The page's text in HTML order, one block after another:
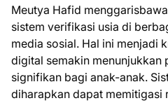
Meutya Hafid
sistem verifikasi usia di
media sosial. Hal ini menjadi
digital semakin menunjukkan
signifikan bagi anak-anak.
diharapkan dapat memitigasi